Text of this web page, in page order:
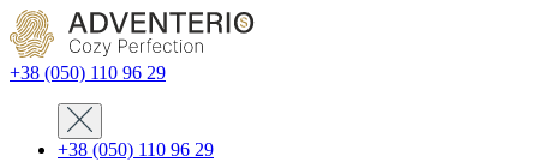
+38 (050) 110 96 29
+38 (050) 110 96 29